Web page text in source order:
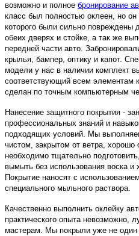
возможно и полное бронирование
класс был полностью оклеен, но
которого были сильно повреждены
обеих дверях и стойке, а так же
передней части авто.
крылья, бампер, оптику и капот.
модели у нас в наличии комплект
соответствующий всем элементам
сделан по точным компьютерным
Нанесение защитного покрытия -
профессиональных знаний и
подходящих условий. Мы
чистом, закрытом от ветра,
необходимо тщательно
вымыть без использования воска и
Покрытие наносят с
специального мыльного раствора.
Качественно выполнить оклейку
практического опыта невозможно,
мастерам. Мы покрыли уже не